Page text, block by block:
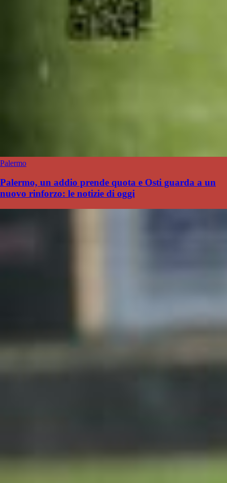
Palermo
Palermo, un addio prende quota e Osti guarda a un
nuovo rinforzo: le notizie di oggi